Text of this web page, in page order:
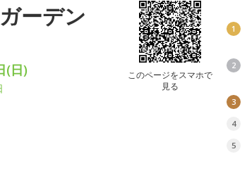
ーデン
このページをスマホで
見る
(日)
1
2
3
4
5